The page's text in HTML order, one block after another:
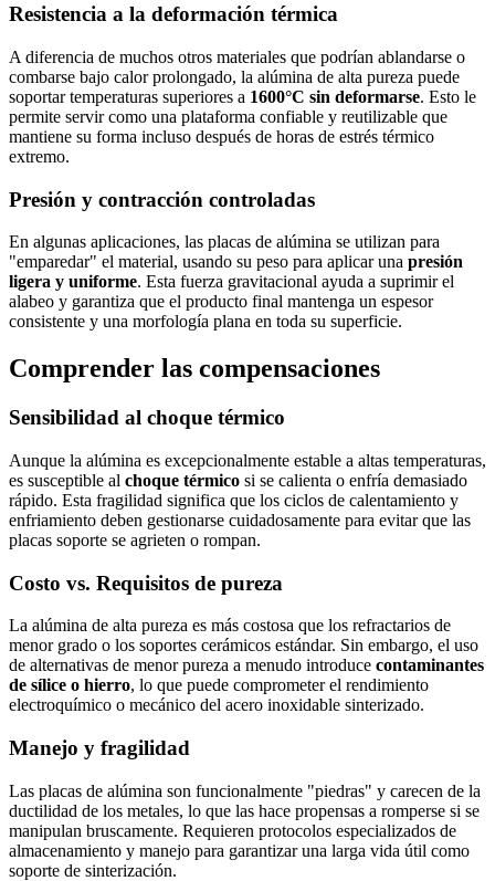
Resistencia a la deformación térmica
A diferencia de muchos otros materiales que podrían ablandarse o
combarse bajo calor prolongado, la alúmina de alta pureza puede
soportar temperaturas superiores a 1600°C sin deformarse. Esto le
permite servir como una plataforma confiable y reutilizable que
mantiene su forma incluso después de horas de estrés térmico
extremo.
Presión y contracción controladas
En algunas aplicaciones, las placas de alúmina se utilizan para
"emparedar" el material, usando su peso para aplicar una presión
ligera y uniforme. Esta fuerza gravitacional ayuda a suprimir el
alabeo y garantiza que el producto final mantenga un espesor
consistente y una morfología plana en toda su superficie.
Comprender las compensaciones
Sensibilidad al choque térmico
Aunque la alúmina es excepcionalmente estable a altas temperaturas,
es susceptible al choque térmico si se calienta o enfría demasiado
rápido. Esta fragilidad significa que los ciclos de calentamiento y
enfriamiento deben gestionarse cuidadosamente para evitar que las
placas soporte se agrieten o rompan.
Costo vs. Requisitos de pureza
La alúmina de alta pureza es más costosa que los refractarios de
menor grado o los soportes cerámicos estándar. Sin embargo, el uso
de alternativas de menor pureza a menudo introduce contaminantes
de sílice o hierro, lo que puede comprometer el rendimiento
electroquímico o mecánico del acero inoxidable sinterizado.
Manejo y fragilidad
Las placas de alúmina son funcionalmente "piedras" y carecen de la
ductilidad de los metales, lo que las hace propensas a romperse si se
manipulan bruscamente. Requieren protocolos especializados de
almacenamiento y manejo para garantizar una larga vida útil como
soporte de sinterización.